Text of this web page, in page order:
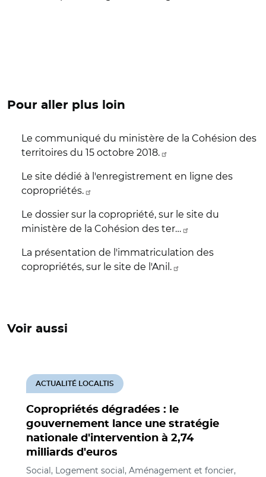
Pour aller plus loin
Le communiqué du ministère de la Cohésion des
territoires du 15 octobre 2018.
Le site dédié à l'enregistrement en ligne des
copropriétés.
Le dossier sur la copropriété, sur le site du
ministère de la Cohésion des ter…
La présentation de l'immatriculation des
copropriétés, sur le site de l'Anil.
Voir aussi
Copropriétés dégradées : le
gouvernement lance une stratégie
nationale d'intervention à 2,74
milliards d'euros
ACTUALITÉ LOCALTIS
Social, Logement social, Aménagement et foncier,